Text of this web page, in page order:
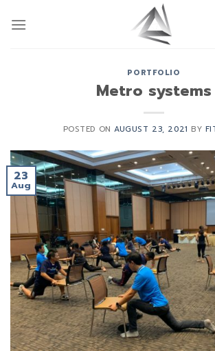
PORTFOLIO
Metro systems
POSTED ONAUGUST 23, 2021 BY
23
Aug